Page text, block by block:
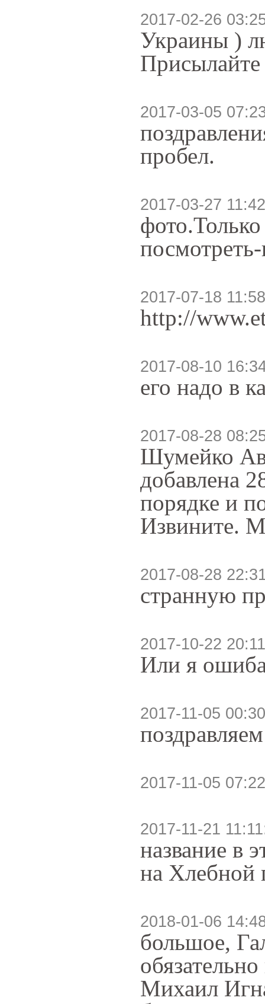
2017-02-26
Украины )
2017-03-05
пробел.
2017-03-27
2017-07-18
http://
2017-08-10
его надо в
2017-08-28
Шумейко
добавлена
порядке и
Извините.
2017-08-28
странную
2017-10-22
Или я
2017-11-05
2017-11-05
2017-11-21
название в
на Хлебной
2018-01-06
большое,
Михаил